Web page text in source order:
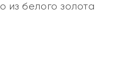
из белого золота